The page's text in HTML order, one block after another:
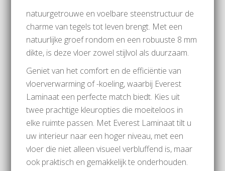
natuurgetrouwe en voelbare steenstructuur de
charme van tegels tot leven brengt. Met een
natuurlijke groef rondom en een robuuste 8 mm
dikte, is deze vloer zowel stijlvol als duurzaam.
Geniet van het comfort en de efficiëntie van
vloerverwarming of -koeling, waarbij Everest
Laminaat een perfecte match biedt. Kies uit
twee prachtige kleuropties die moeiteloos in
elke ruimte passen. Met Everest Laminaat tilt u
uw interieur naar een hoger niveau, met een
vloer die niet alleen visueel verbluffend is, maar
ook praktisch en gemakkelijk te onderhouden.